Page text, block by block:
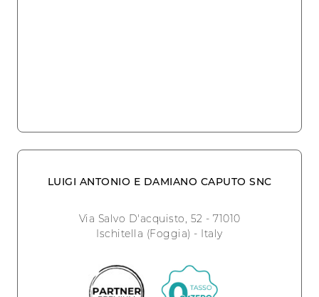
LUIGI ANTONIO E DAMIANO CAPUTO SNC
Via Salvo D'acquisto, 52 - 71010
Ischitella (Foggia) - Italy